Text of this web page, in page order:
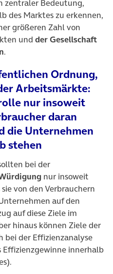
zentraler Bedeutung,
des Marktes zu erkennen,
größeren Zahl von
und der Gesellschaft
.
Ordnung,
Arbeitsmärkte:
nur insoweit
daran
die Unternehmen
stehen
bei der
nur insoweit
von den Verbrauchern
auf den
auf diese Ziele im
hinaus können Ziele der
der Effizienzanalyse
innerhalb